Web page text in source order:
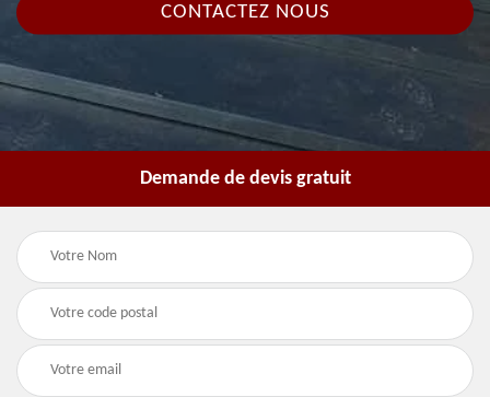
CONTACTEZ NOUS
Demande de devis gratuit